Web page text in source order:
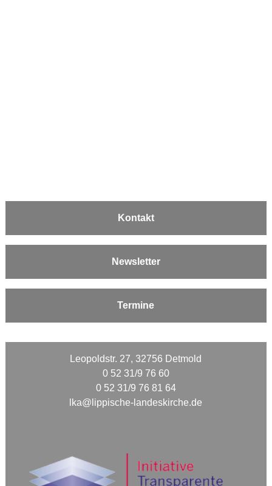
Kontakt
Newsletter
Termine
Leopoldstr. 27, 32756 Detmold
0 52 31/9 76 60
0 52 31/9 76 81 64
lka@lippische-landeskirche.de